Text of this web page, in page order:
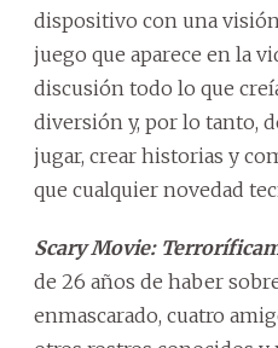
dispositivo con una
juego que aparece en la
discusión todo lo que
diversión y, por lo tanto,
jugar, crear historias y
que cualquier novedad
Scary Movie:
de 26 años de haber
enmascarado, cuatro